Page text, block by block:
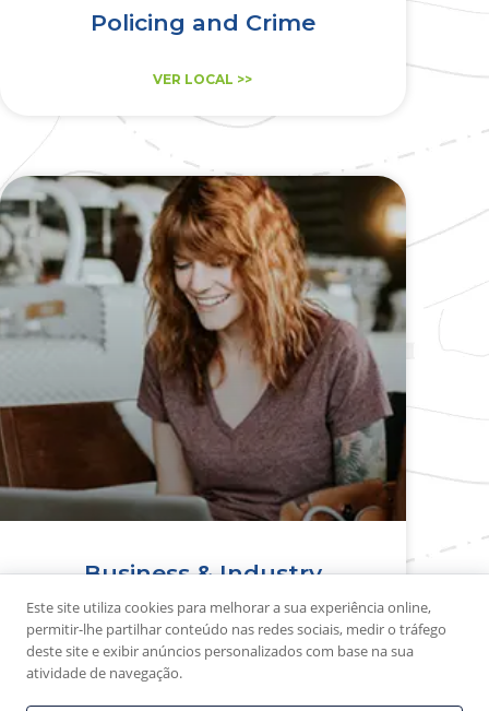
Policing and Crime
VER LOCAL >>
Business & Industry
VER LOCAL >>
Este site utiliza cookies para melhorar a sua experiência online,
permitir-lhe partilhar conteúdo nas redes sociais, medir o tráfego
deste site e exibir anúncios personalizados com base na sua
atividade de navegação.